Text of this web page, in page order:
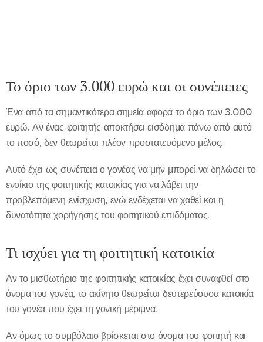
Το όριο των 3.000 ευρώ και οι συνέπειες
Ένα από τα σημαντικότερα σημεία αφορά το όριο των 3.000
ευρώ. Αν ένας φοιτητής αποκτήσει εισόδημα πάνω από αυτό
το ποσό, δεν θεωρείται πλέον προστατευόμενο μέλος.
Αυτό έχει ως συνέπεια ο γονέας να μην μπορεί να δηλώσει το
ενοίκιο της φοιτητικής κατοικίας για να λάβει την
προβλεπόμενη ενίσχυση, ενώ ενδέχεται να χαθεί και η
δυνατότητα χορήγησης του φοιτητικού επιδόματος.
Τι ισχύει για τη φοιτητική κατοικία
Αν το μισθωτήριο της φοιτητικής κατοικίας έχει συναφθεί στο
όνομα του γονέα, το ακίνητο θεωρείται δευτερεύουσα κατοικία
του γονέα που έχει τη γονική μέριμνα.
Αν όμως το συμβόλαιο βρίσκεται στο όνομα του φοιτητή και